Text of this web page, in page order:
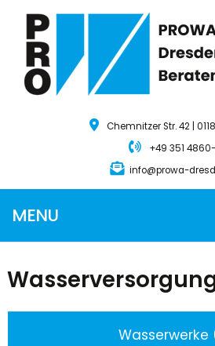
Chemnitzer Str. 42 |
+49 351
info@prowa-
MENU
Wasserwerke